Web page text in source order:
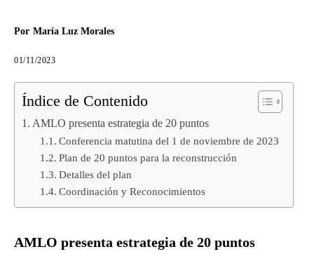
Por María Luz Morales
01/11/2023
Índice de Contenido
AMLO presenta estrategia de 20 puntos
Conferencia matutina del 1 de noviembre de 2023
Plan de 20 puntos para la reconstrucción
Detalles del plan
Coordinación y Reconocimientos
AMLO presenta estrategia de 20 puntos